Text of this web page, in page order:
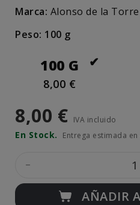
Marca: Alonso de la Torre
Peso: 100 g
100 G
8,00 €
8,00 € IVA incluido
En Stock. Entrega estimada
-
AÑADIR